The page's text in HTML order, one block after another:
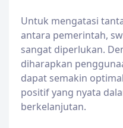
Untuk mengatasi
antara pemerintah,
sangat diperlukan.
diharapkan
dapat semakin
positif yang nyata
berkelanjutan.